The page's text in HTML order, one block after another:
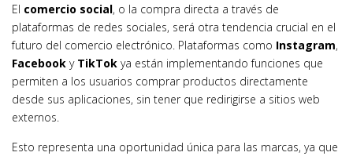
El comercio social, o la compra directa a través de
plataformas de redes sociales, será otra tendencia crucial en el
futuro del comercio electrónico. Plataformas como Instagram,
Facebook y TikTok ya están implementando funciones que
permiten a los usuarios comprar productos directamente
desde sus aplicaciones, sin tener que redirigirse a sitios web
externos.
Esto representa una oportunidad única para las marcas, ya que